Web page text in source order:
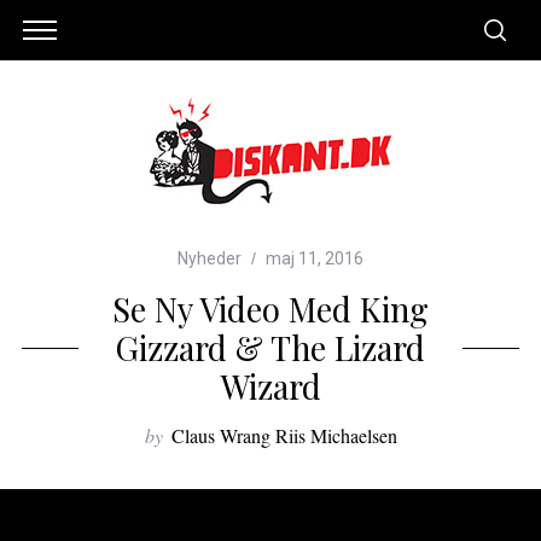
Nyheder maj 11, 2016
Se Ny Video Med King
Gizzard & The Lizard
Wizard
by Claus Wrang Riis Michaelsen